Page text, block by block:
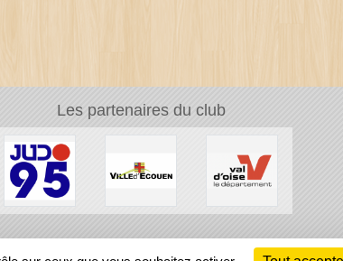
Les partenaires du club